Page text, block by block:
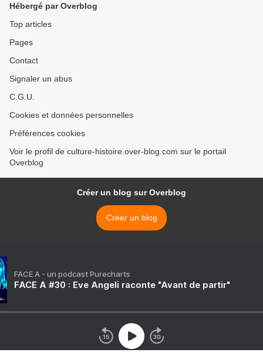
Hébergé par Overblog
Top articles
Pages
Contact
Signaler un abus
C.G.U.
Cookies et données personnelles
Préférences cookies
Voir le profil de culture-histoire.over-blog.com sur le portail
Overblog
Créer un blog sur Overblog
Créer un blog
FACE A - un podcast Purecharts
FACE A #30 : Eve Angeli raconte "Avant de partir"